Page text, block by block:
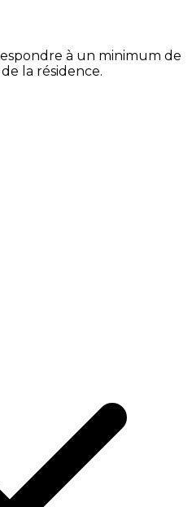
à un minimum de
la résidence.